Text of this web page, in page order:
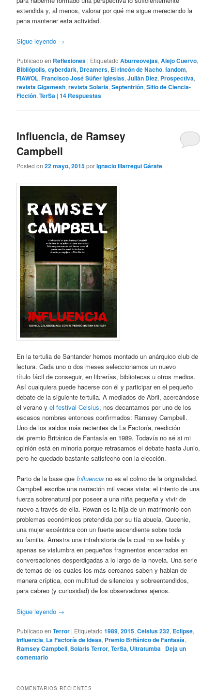
extendida y, al menos, valorar por qué me sigue mereciendo la
pena mantener esta actividad.
Sigue leyendo →
Publicado en Reflexiones | Etiquetado Aburreovejas,Alejo Cuervo,
Bibliópolis,cyberdark, Dreamers, El rincón de Nacho,fandom,
FIAWOL,Francisco José Súñer Iglesias,Julián Díez, Prospectiva,
revista Gigamesh,revista Solaris,Septentrión,Sitio de Ciencia-
Ficción,TerSa |14 Respuestas
Influencia, de Ramsey
Campbell
Posted on22 mayo, 2015porIgnacio Illarregui Gárate
En la tertulia de Santander hemos montado un anárquico club de
lectura. Cada uno o dos meses seleccionamos un nuevo
título fácil de conseguir, en librerías, bibliotecas u otros medios.
Así cualquiera puede hacerse con él y participar en el pequeño
debate de la siguiente tertulia. A mediados de Abril, acercándose
el verano yel festival Celsius, nos decantamos por uno de los
escasos nombres entonces confirmados: Ramsey Campbell.
Uno de los saldos más recientes de La Factoría, reedición
del premio Británico de Fantasía en 1989. Todavía no sé si mi
opinión está en minoría porque retrasamos el debate hasta Junio,
pero he quedado bastante satisfecho con la elección.
Parto de la base queInfluencia no es el colmo de la originalidad.
Campbell escribe una narración mil veces vista: el intento de una
fuerza sobrenatural por poseer a una niña pequeña y vivir de
nuevo a través de ella. Rowan es la hija de un matrimonio con
problemas económicos pretendida por su tía abuela, Queenie,
una mujer excéntrica con un fuerte ascendiente sobre toda
su familia. Arrastra una intrahistoria de la cual no se habla y
apenas se vislumbra en pequeños fragmentos encerrados en
conversaciones desperdigadas a lo largo de la novela. Una serie
de temas de los cuales los más cercanos saben y hablan de
manera críptica, con multitud de silencios y sobreentendidos,
para cabreo (y curiosidad) de los observadores ajenos.
Sigue leyendo →
Publicado en Terror | Etiquetado 1989,2015,Celsius 232, Eclipse,
Influencia, La Factoría de Ideas, Premio Británico de Fantasía,
Ramsey Campbell,Solaris Terror,TerSa, Ultratumba | Deja un
comentario
COMENTARIOS RECIENTES